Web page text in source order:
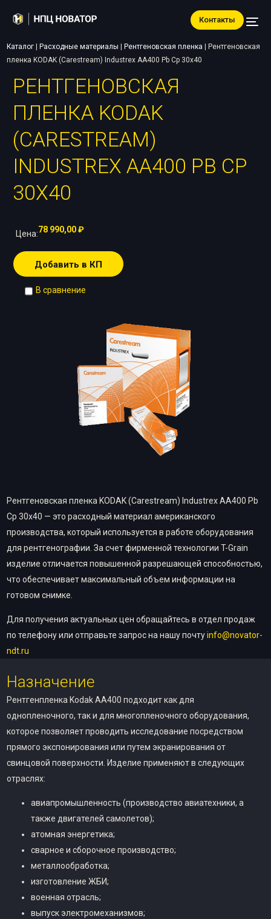
Контакты
Каталог Расходные материалы Рентгеновская пленка
Рентгеновская
пленка KODAK (Carestream) Industrex AA400 Pb Cp 30х40
РЕНТГЕНОВСКАЯ
ПЛЕНКА KODAK
(CARESTREAM)
INDUSTREX AA400 PB CP
30Х40
Цена:78 990,00₽
Добавить в КП
В сравнение
Рентгеновская пленка KODAK (Carestream) Industrex AA400 Pb
Cp 30х40 — это расходный материал американского
производства, который используется в работе оборудования
для рентгенографии. За счет фирменной технологии T-Grain
изделие отличается повышенной разрешающей способностью,
что обеспечивает максимальный объем информации на
готовом снимке.
Для получения актуальных цен обращайтесь в отдел продаж
по телефону или отправьте запрос на нашу почтуinfo@novator-
ndt.ru
Назначение
Рентгенпленка Kodak AA400 подходит как для
однопленочного, так и для многопленочного оборудования,
которое позволяет проводить исследование посредством
прямого экспонирования или путем экранирования от
свинцовой поверхности. Изделие применяют в следующих
отраслях:
авиапромышленность (производство авиатехники, а
также двигателей самолетов);
атомная энергетика;
сварное и сборочное производство;
металлообработка;
изготовление ЖБИ;
военная отрасль;
выпуск электромеханизмов;